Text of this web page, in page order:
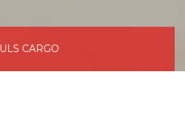
ULS CARGO